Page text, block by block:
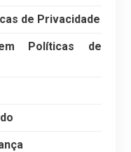
de Privacidade
Políticas de